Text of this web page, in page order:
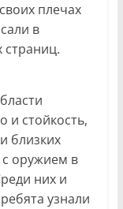
плечах
в
и стойкость,
близких
оружием в
них и
узнали